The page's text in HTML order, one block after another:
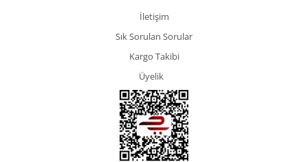
İletişim
Sık Sorulan Sorular
Kargo Takibi
Üyelik